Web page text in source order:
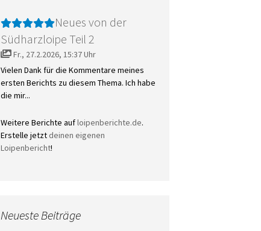
Neues von der
Südharzloipe Teil 2
Fr., 27.2.2026, 15:37 Uhr
Vielen Dank für die Kommentare meines
ersten Berichts zu diesem Thema. Ich habe
die mir...
Weitere Berichte aufloipenberichte.de.
Erstelle jetzt deinen eigenen
Loipenbericht!
Neueste Beiträge